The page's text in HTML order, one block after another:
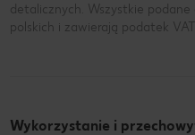
detalicznych. Wszystkie podane
polskich i zawierają podatek VAT.
Wykorzystanie i